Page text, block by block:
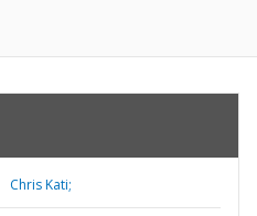
Chris Kati;